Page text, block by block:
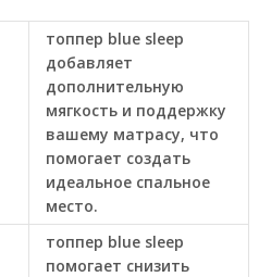
топпер blue sleep
добавляет
дополнительную
мягкость и поддержку
вашему матрасу, что
помогает создать
идеальное спальное
место.
топпер blue sleep
помогает снизить